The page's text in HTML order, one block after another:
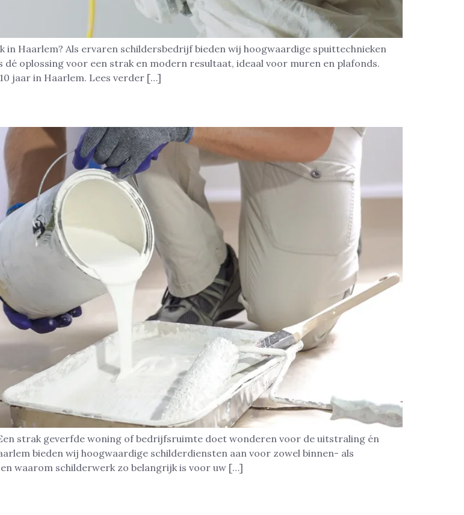
Haarlem? Als ervaren schildersbedrijf bieden wij hoogwaardige spuittechnieken
oplossing voor een strak en modern resultaat, ideaal voor muren en plafonds.
jaar in Haarlem. Lees verder […]
strak geverfde woning of bedrijfsruimte doet wonderen voor de uitstraling én
bieden wij hoogwaardige schilderdiensten aan voor zowel binnen- als
waarom schilderwerk zo belangrijk is voor uw […]